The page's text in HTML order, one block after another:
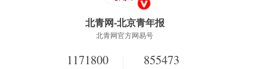
北青网-北京青年报
北青网官方网易号
1171800 855473